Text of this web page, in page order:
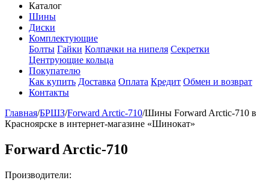
Каталог
Шины
Диски
Комплектующие
Болты Гайки Колпачки на нипеля Секретки
Центрующие кольца
Покупателю
Как купить Доставка Оплата Кредит Обмен и возврат
Контакты
Главная/БРШЗ/Forward Arctic-710/Шины Forward Arctic-710 в
Красноярске в интернет-магазине «Шинокат»
Forward Arctic-710
Производители: